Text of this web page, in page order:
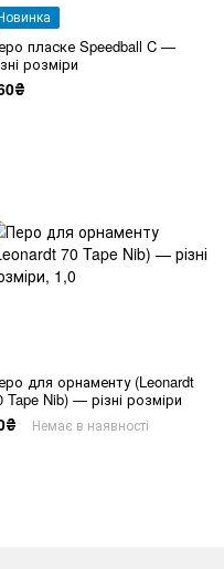
пласке Speedball C —
розміри
для орнаменту (Leonardt
Tape Nib) — різні розміри
Немає в наявності